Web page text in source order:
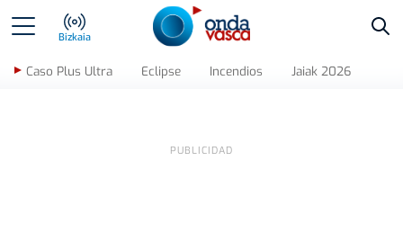
Bizkaia
Caso Plus Ultra Eclipse Incendios Jaiak 2026